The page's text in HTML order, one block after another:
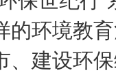
的环境教
、建设环